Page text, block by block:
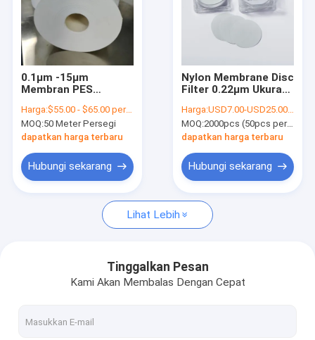
Tentang kita
Wisata pabrik
Hubungi kami
Quote request suatu
In-Line IV Filter
Membrane Disc Filter
Membran PES
0.1μm -15μm
Membran PES
Hydrophilic dengan
lapisan pendukung
PET
Harga:$55.00 - $65.00 per Square Meter
MOQ:50 Meter Persegi
dapatkan harga terbaru
Hubungi sekarang
Nylon Membrane Disc
Filter 0.22μm Ukuran
Harga:USD7.00-USD25.00 per pack
MOQ:2000pcs (50pcs per bungkus)
dapatkan harga terbaru
Hubungi sekarang
Lihat Lebih
Tinggalkan Pesan
Kami Akan Membalas Dengan Cepat